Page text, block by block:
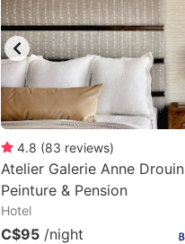
4.8 (83 reviews)
Atelier Galerie Anne Drouin
Peinture & Pension
Hotel
C$95 /night